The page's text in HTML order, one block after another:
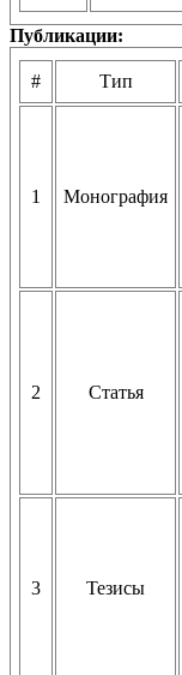
Публикации:
# Тип
1 Монография
2 Статья
3 Тезисы